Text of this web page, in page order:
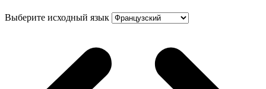
Выберите исходный язык